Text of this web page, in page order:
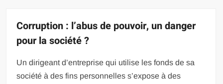
Corruption : l’abus de pouvoir, un danger
pour la société ?
Un dirigeant d’entreprise qui utilise les fonds de sa
société à des fins personnelles s’expose à des